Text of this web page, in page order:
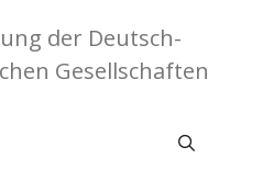
der Deutsch-
Gesellschaften